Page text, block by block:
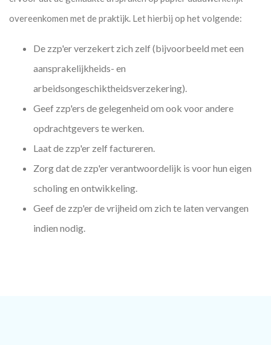
overeenkomen met de praktijk. Let hierbij op het volgende:
De zzp'er verzekert zich zelf (bijvoorbeeld met een
aansprakelijkheids- en
arbeidsongeschiktheidsverzekering).
Geef zzp'ers de gelegenheid om ook voor andere
opdrachtgevers te werken.
Laat de zzp'er zelf factureren.
Zorg dat de zzp'er verantwoordelijk is voor hun eigen
scholing en ontwikkeling.
Geef de zzp'er de vrijheid om zich te laten vervangen
indien nodig.